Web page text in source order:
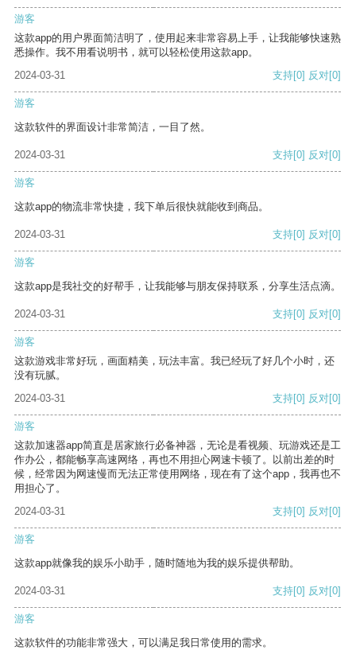
游客
这款app的用户界面简洁明了，使用起来非常容易上手，让我能够快速熟
悉操作。我不用看说明书，就可以轻松使用这款app。
2024-03-31
支持[0] 反对[0]
游客
这款软件的界面设计非常简洁，一目了然。
2024-03-31 支持[0] 反对[0]
游客
这款app的物流非常快捷，我下单后很快就能收到商品。
2024-03-31 支持[0] 反对[0]
游客
这款app是我社交的好帮手，让我能够与朋友保持联系，分享生活点滴。
2024-03-31 支持[0] 反对[0]
游客
这款游戏非常好玩，画面精美，玩法丰富。我已经玩了好几个小时，还
没有玩腻。
2024-03-31
支持[0] 反对[0]
游客
这款加速器app简直是居家旅行必备神器，无论是看视频、玩游戏还是工
作办公，都能畅享高速网络，再也不用担心网速卡顿了。以前出差的时
候，经常因为网速慢而无法正常使用网络，现在有了这个app，我再也不
用担心了。
2024-03-31
支持[0] 反对[0]
游客
这款app就像我的娱乐小助手，随时随地为我的娱乐提供帮助。
2024-03-31 支持[0] 反对[0]
游客
这款软件的功能非常强大，可以满足我日常使用的需求。